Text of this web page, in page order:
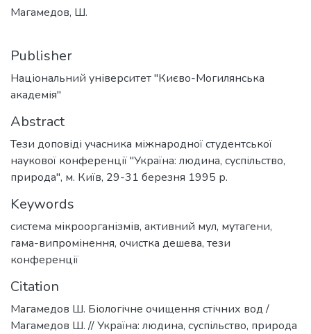
Магамедов, Ш.
Publisher
Національний університет "Києво-Могилянська
академія"
Abstract
Тези доповіді учасника міжнародної студентської
наукової конференції "Україна: людина, суспільство,
природа", м. Київ, 29-31 березня 1995 р.
Keywords
система мікроорганізмів, активний мул, мутагени,
гама-випромінення, очистка дешева, тези
конференції
Citation
Магамедов Ш. Біологічне очищення стічних вод /
Магамедов Ш. // Україна: людина, суспільство, природа